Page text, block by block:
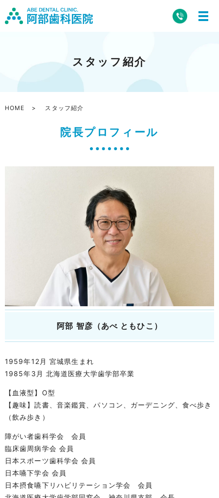
スタッフ紹介
HOME スタッフ紹介
院長プロフィール
阿部 智彦（あべ ともひこ）
1959年12月 宮城県生まれ
1985年3月 北海道医療大学歯学部卒業
【血液型】O型
【趣味】読書、音楽鑑賞、パソコン、ガーデニング、食べ歩き
（飲み歩き）
障がい者歯科学会 会員
臨床歯周病学会 会員
日本スポーツ歯科学会 会員
日本嚥下学会 会員
日本摂食嚥下リハビリテーション学会 会員